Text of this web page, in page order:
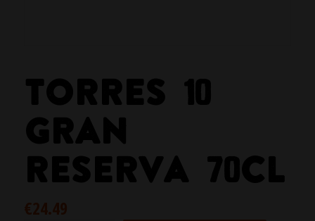
TORRES 10
GRAN
RESERVA 70CL
€24.49